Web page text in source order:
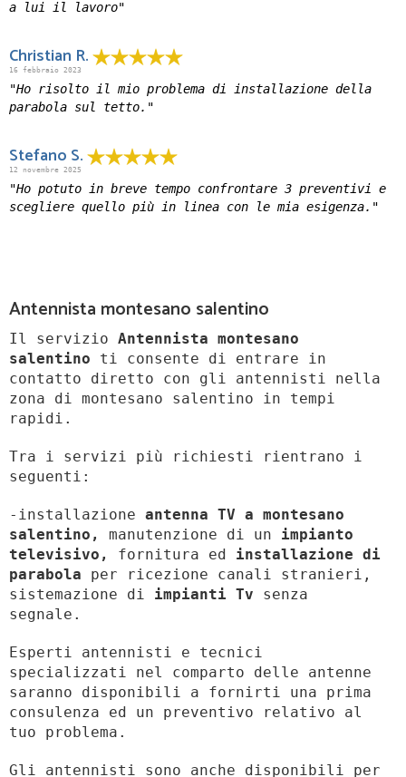
a lui il lavoro"
Christian R.
16 febbraio 2023
"Ho risolto il mio problema di installazione della
parabola sul tetto."
Stefano S.
12 novembre 2025
"Ho potuto in breve tempo confrontare 3 preventivi e
scegliere quello più in linea con le mia esigenza."
Antennista montesano salentino
Il servizio Antennista montesano
salentino ti consente di entrare in
contatto diretto con gli antennisti nella
zona di montesano salentino in tempi
rapidi.
Tra i servizi più richiesti rientrano i
seguenti:
-installazione antenna TV a montesano
salentino, manutenzione di un impianto
televisivo, fornitura ed installazione di
parabola per ricezione canali stranieri,
sistemazione di impianti Tv senza
segnale.
Esperti antennisti e tecnici
specializzati nel comparto delle antenne
saranno disponibili a fornirti una prima
consulenza ed un preventivo relativo al
tuo problema.
Gli antennisti sono anche disponibili per